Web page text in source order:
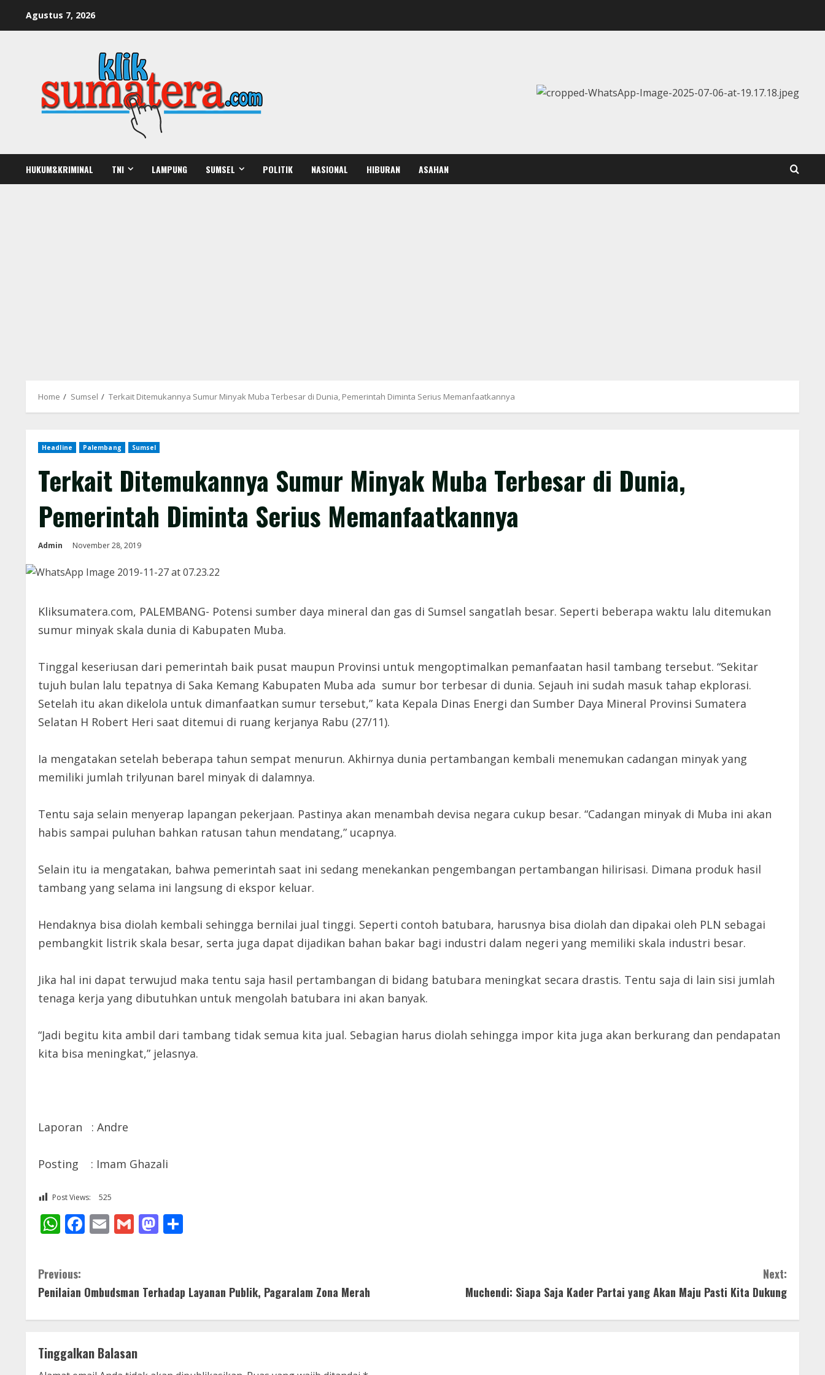
Agustus 7, 2026
HUKUM&KRIMINAL TNI LAMPUNG SUMSEL POLITIK NASIONAL HIBURAN ASAHAN
Home Sumsel Terkait Ditemukannya Sumur Minyak Muba Terbesar di Dunia, Pemerintah Diminta Serius Memanfaatkannya
Headline Palembang Sumsel
Terkait Ditemukannya Sumur Minyak Muba Terbesar di Dunia,
Pemerintah Diminta Serius Memanfaatkannya
Admin November 28, 2019
Kliksumatera.com, PALEMBANG- Potensi sumber daya mineral dan gas di Sumsel sangatlah besar. Seperti beberapa waktu lalu ditemukan
sumur minyak skala dunia di Kabupaten Muba.
Tinggal keseriusan dari pemerintah baik pusat maupun Provinsi untuk mengoptimalkan pemanfaatan hasil tambang tersebut. “Sekitar
tujuh bulan lalu tepatnya di Saka Kemang Kabupaten Muba ada sumur bor terbesar di dunia. Sejauh ini sudah masuk tahap ekplorasi.
Setelah itu akan dikelola untuk dimanfaatkan sumur tersebut,” kata Kepala Dinas Energi dan Sumber Daya Mineral Provinsi Sumatera
Selatan H Robert Heri saat ditemui di ruang kerjanya Rabu (27/11).
Ia mengatakan setelah beberapa tahun sempat menurun. Akhirnya dunia pertambangan kembali menemukan cadangan minyak yang
memiliki jumlah trilyunan barel minyak di dalamnya.
Tentu saja selain menyerap lapangan pekerjaan. Pastinya akan menambah devisa negara cukup besar. “Cadangan minyak di Muba ini akan
habis sampai puluhan bahkan ratusan tahun mendatang,” ucapnya.
Selain itu ia mengatakan, bahwa pemerintah saat ini sedang menekankan pengembangan pertambangan hilirisasi. Dimana produk hasil
tambang yang selama ini langsung di ekspor keluar.
Hendaknya bisa diolah kembali sehingga bernilai jual tinggi. Seperti contoh batubara, harusnya bisa diolah dan dipakai oleh PLN sebagai
pembangkit listrik skala besar, serta juga dapat dijadikan bahan bakar bagi industri dalam negeri yang memiliki skala industri besar.
Jika hal ini dapat terwujud maka tentu saja hasil pertambangan di bidang batubara meningkat secara drastis. Tentu saja di lain sisi jumlah
tenaga kerja yang dibutuhkan untuk mengolah batubara ini akan banyak.
“Jadi begitu kita ambil dari tambang tidak semua kita jual. Sebagian harus diolah sehingga impor kita juga akan berkurang dan pendapatan
kita bisa meningkat,” jelasnya.
Laporan : Andre
Posting : Imam Ghazali
Post Views: 525
WhatsApp
Facebook
EmailGmailMastodon
C
o
n
t
Previous:
Penilaian Ombudsman Terhadap Layanan Publik, Pagaralam Zona Merah
Next:
Muchendi: Siapa Saja Kader Partai yang Akan Maju Pasti Kita Dukung
Tinggalkan Balasan